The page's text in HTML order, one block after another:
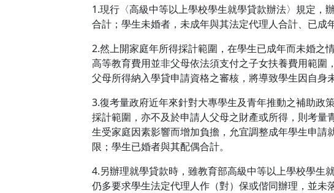
1.現行〈高級中等以上學校學生就學貸款辦法〉規定，
合計；學生未婚者，未成年與其法定代理人合計、已成
2.然上開家庭年所得採計範圍，在學生已成年而未婚之
高等教育費用並非父母依法須支付之子女扶養費用範
父母所得納入學貸申請資格之審核，將導致學生因自身
3.復考量政府近年來針對大專學生及青年推動之補助政
採計範圍，亦不及於申請人父母之財產或所得，則考
生受家庭因素影響而增加負擔，允宜調整成年學生申
限；學生已婚者與其配偶合計。
4.另辦理就學貸款時，雖教育部高級中等以上學校學生
仍多要求學生法定代理人作（對）保或偕同辦理，並